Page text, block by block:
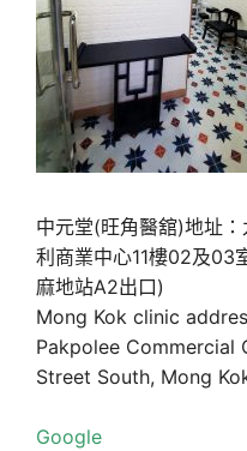
中元堂(旺角醫舘)地址
利商業中心11樓02及03
麻地站A2出口)
Mong Kok clinic
Pakpolee Commercial
Street South, Mong
Google